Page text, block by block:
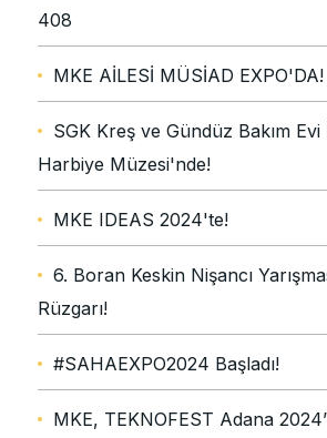
408
MKE AİLESİ MÜSİAD EXPO'DA!
SGK Kreş ve Gündüz Bakım Evi
Harbiye Müzesi'nde!
MKE IDEAS 2024'te!
6. Boran Keskin Nişancı
Rüzgarı!
#SAHAEXPO2024 Başladı!
MKE, TEKNOFEST Adana